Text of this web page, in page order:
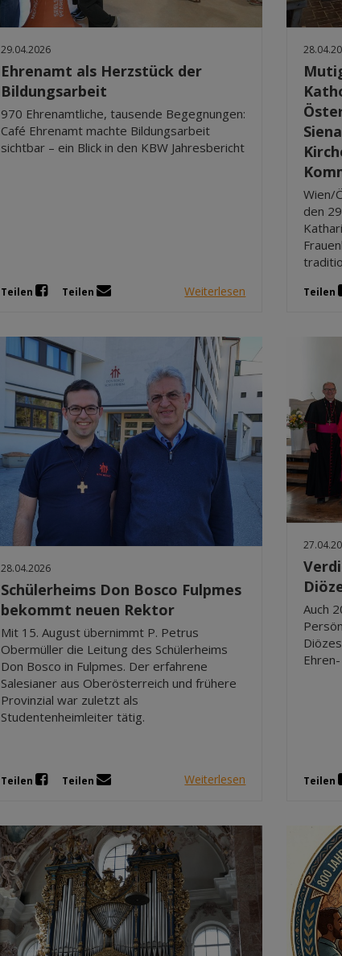
29.04.2026
Ehrenamt als Herzstück der
Bildungsarbeit
970 Ehrenamtliche, tausende Begegnungen:
Café Ehrenamt machte Bildungsarbeit
sichtbar – ein Blick in den KBW Jahresbericht
Teilen Teilen Weiterlesen
Wien/
den
Teilen
28.04.2026
Schülerheims Don Bosco Fulpmes
bekommt neuen Rektor
Mit 15. August übernimmt P. Petrus
Obermüller die Leitung des Schülerheims
Don Bosco in Fulpmes. Der erfahrene
Salesianer aus Oberösterreich und frühere
Provinzial war zuletzt als
Studentenheimleiter tätig.
Teilen Teilen Weiterlesen
Auch
Teilen